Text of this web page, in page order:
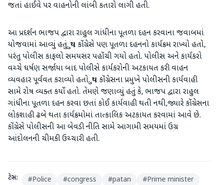
જતાં હાઈવે પર વાહનોની લાંબી કતારો લાગી હતી.
આ પ્રદર્શન ભાજપ દ્વારા રાહુલ ગાંધીના પૂતળા દહન કરવાના જવાબમાં
યોજવામાં આવ્યું હતું. યુથ કોંગ્રેસે પણ પૂતળા દહનનો કાર્યક્રમ રાખ્યો હતો,
પરંતુ પોલીસ કાફલો સમયસર પહોંચી ગયો હતો. પોલીસ અને કાર્યકરો
વચ્ચે ઘર્ષણ સર્જાયા બાદ પોલીસે કાર્યકરોની અટકાયત કરી વાહન
વ્યવહાર પૂર્વવત કરાવ્યો હતો. યુથ કોંગ્રેસના પ્રમુખે પોલીસની કાર્યવાહી
સામે રોષ વ્યક્ત કર્યો હતો. તેમણે જણાવ્યું હતું કે, ભાજપ દ્વારા રાહુલ
ગાંધીના પૂતળા દહન કરવા છતાં કોઈ કાર્યવાહી થતી નથી,જ્યારે કોંગ્રેસના
લોકશાહી ઢબે થતા કાર્યક્રમોમાં તાત્કાલિક અટકાયત કરવામાં આવે છે.
કોંગ્રેસે પોલીસની આ બેવડી નીતિ સામે આગામી સમયમાં ઉગ્ર
આંદોલનની ચીમકી ઉચ્ચારી હતી.
ટેગ્સ: #Police #congress #patan #Prime minister